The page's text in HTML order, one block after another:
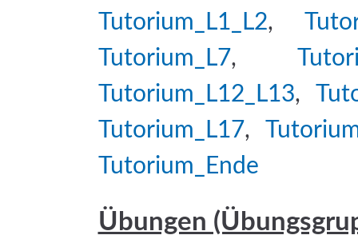
Tutorium_L1_L2,
Tutorium_L7,
Tutorium_L12_L13,
Tutorium_L17,
Tutorium_Ende
Übungen